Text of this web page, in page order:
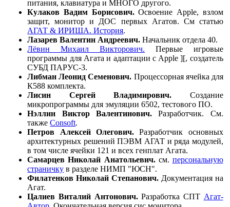
питания, клавиатура и МНОГО другого.
Кулаков Вадим Борисович.Освоение Apple, взлом
защит, монитор и ДОС первых Агатов. См статью
АГАТ & ИРИША. История.
Лазарев Валентин Андреевич. Начальник отдела 40.
Лёвин Михаил Викторович. Первые игровые
программы для Агата и адаптации с Apple ][, создатель
СУБД ПАРУС-3.
Либман Леонид Семенович. Процессорная ячейка для
К588 комплекта.
Лисин Сергей Владимирович. Создание
микропрограммы для эмуляции 6502, тестового ПО.
Нэллин Виктор Валентинович. Разработчик. См.
такжеConsoft.
Петров Алексей Олегович. Разработчик основных
архитектурных решений ПЭВМ АГАТ и ряда модулей,
в том числе ячейки 121 и всех генплат Агата.
Самарцев Николай Анатольевич.см. персональную
страничку в разделе НИМП "ЮСН".
Филатенков Николай Степанович. Документация на
Агат.
Цалиев Виталий Антонович.Разработка СПТ Агат-